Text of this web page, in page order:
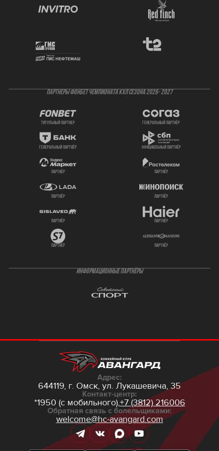
ПАРТНЕРЫ ФОНБЕТ ЧЕМПИОНАТА КХЛ СЕЗОНА 2026- 2027
титульный партнер генеральный партнёр
генеральный партнёр официальный партнёр
партнёр партнёр
партнёр партнёр
партнёр партнёр
партнёр партнёр
ИНФОРМАЦИОННЫЕ ПАРТНЁРЫ
Адрес:
644119, г. Омск, ул. Лукашевича, 35
Контакт-центр:
*1950 (с мобильного),+7 (3812) 216006
Обратная связь с болельщиками:
welcome@hc-avangard.com